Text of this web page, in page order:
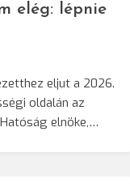
elég: lépnie
eljut a 2026.
oldalán az
elnöke,…